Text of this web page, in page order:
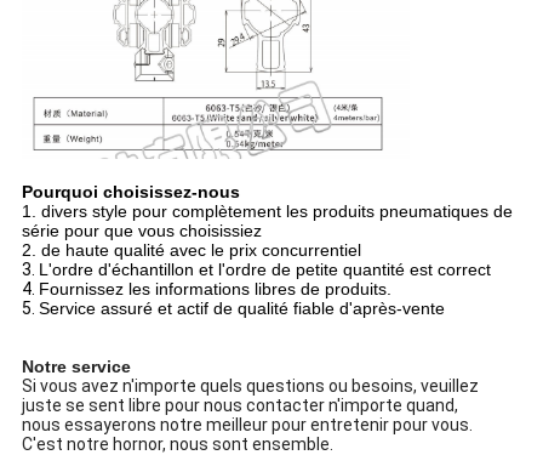
Pourquoi choisissez-nous
1. divers style pour complètement les produits pneumatiques de
série pour que vous choisissiez
2. de haute qualité avec le prix concurrentiel
3. L'ordre d'échantillon et l'ordre de petite quantité est correct
4. Fournissez les informations libres de produits.
5. Service assuré et actif de qualité fiable d'après-vente
Notre service
Si vous avez n'importe quels questions ou besoins, veuillez
juste se sent libre pour nous contacter n'importe quand,
nous essayerons notre meilleur pour entretenir pour vous.
C'est notre hornor, nous sont ensemble.